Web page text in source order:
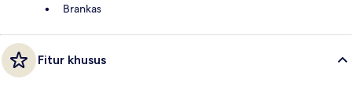
Brankas
Fitur khusus